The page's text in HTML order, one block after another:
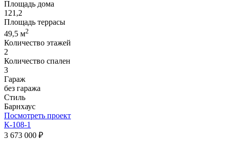
Площадь дома
121,2
Площадь террасы
49,5 м2
Количество этажей
2
Количество спален
3
Гараж
без гаража
Стиль
Барнхаус
Посмотреть проект
К-108-1
3 673 000 ₽